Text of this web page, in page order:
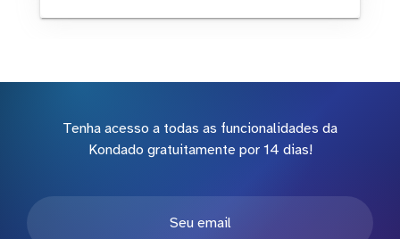
Tenha acesso a todas as funcionalidades da
Kondado gratuitamente por 14 dias!